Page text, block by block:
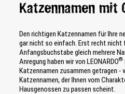
Katzennamen mit
Den richtigen Katzennamen für Ihre
gar nicht so einfach. Erst recht nicht
Anfangsbuchstabe gleich mehrere
Anregung haben wir von LEONARDO®
Katzennamen zusammen getragen -
Katzennamen, der Ihnen vom
Hausgenossen zu passen scheint.